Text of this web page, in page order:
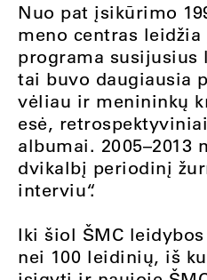
Nuo pat įsikūrimo
meno centras
programa susijusius
tai buvo daugiausia
vėliau ir menininkų
esė,
albumai. 2005–2013
dvikalbį periodinį
interviu“.
Iki šiol ŠMC
nei 100 leidinių, iš